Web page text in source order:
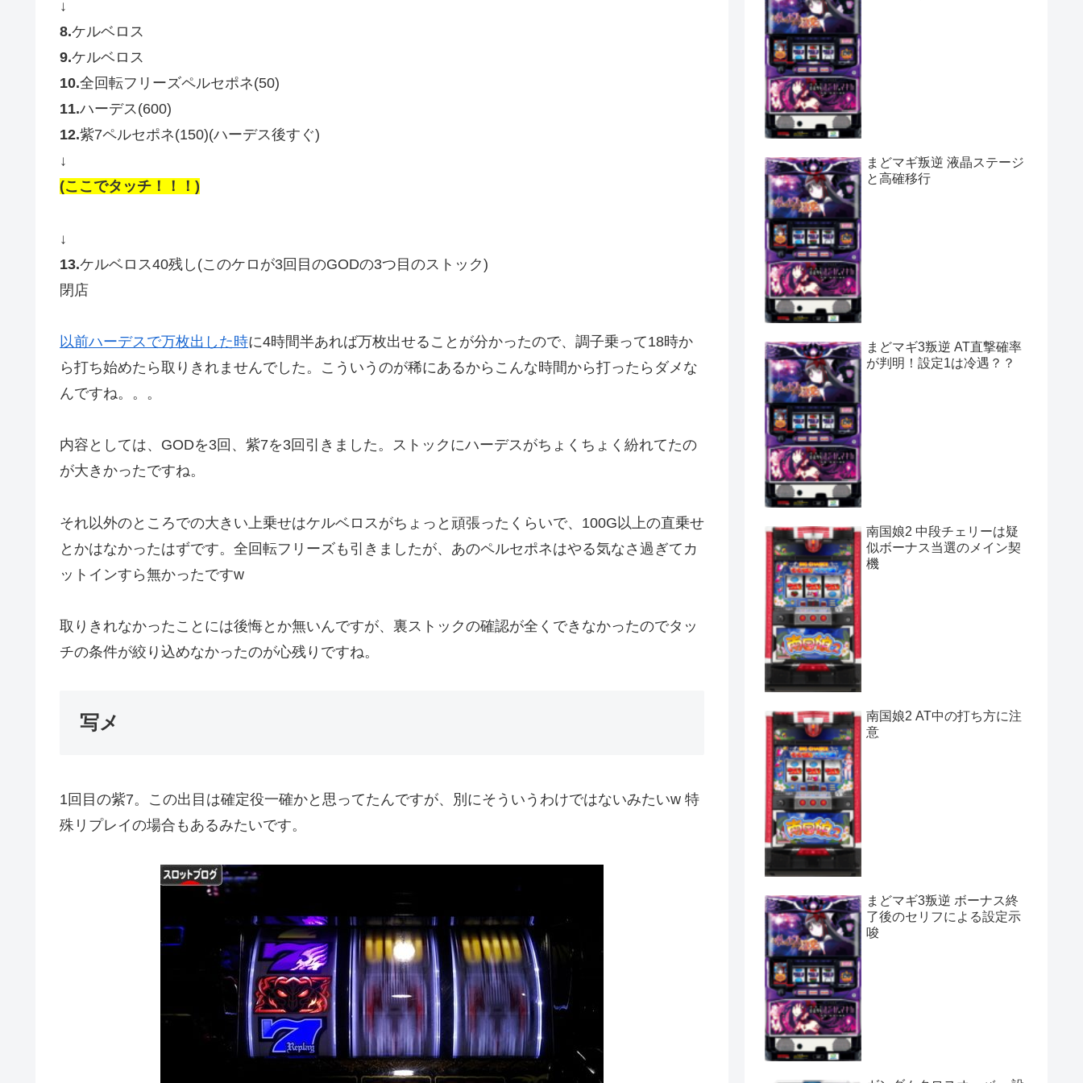
↓
8.ケルベロス
9.ケルベロス
10.全回転フリーズペルセポネ(50)
11.ハーデス(600)
12.紫7ペルセポネ(150)(ハーデス後すぐ)
↓
(ここでタッチ！！！)
↓
13.ケルベロス40残し(このケロが3回目のGODの3つ目のストック)
閉店
以前ハーデスで万枚出した時に4時間半あれば万枚出せることが分かったので、調子乗って18時か
ら打ち始めたら取りきれませんでした。こういうのが稀にあるからこんな時間から打ったらダメな
んですね。。。
内容としては、GODを3回、紫7を3回引きました。ストックにハーデスがちょくちょく紛れてたの
が大きかったですね。
それ以外のところでの大きい上乗せはケルベロスがちょっと頑張ったくらいで、100G以上の直乗せ
とかはなかったはずです。全回転フリーズも引きましたが、あのペルセポネはやる気なさ過ぎてカ
ットインすら無かったですw
取りきれなかったことには後悔とか無いんですが、裏ストックの確認が全くできなかったのでタッ
チの条件が絞り込めなかったのが心残りですね。
写メ
1回目の紫7。この出目は確定役一確かと思ってたんですが、別にそういうわけではないみたいw 特
殊リプレイの場合もあるみたいです。
まどマギ叛逆 液晶ステージ
と高確移行
まどマギ3叛逆 AT直撃確率
が判明！設定1は冷遇？？
南国娘2 中段チェリーは疑
似ボーナス当選のメイン契
機
南国娘2 AT中の打ち方に注
意
まどマギ3叛逆 ボーナス終
了後のセリフによる設定示
唆